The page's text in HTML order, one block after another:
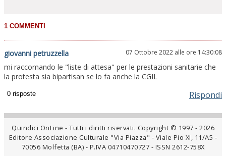
giovanni petruzzella 07 Ottobre 2022 alle ore 14:30:08
mi raccomando le "liste di attesa" per le prestazioni sanitarie che
la protesta sia bipartisan se lo fa anche la CGIL
Rispondi
Quindici OnLine - Tutti i diritti riservati. Copyright © 1997 - 2026
Editore Associazione Culturale "Via Piazza" - Viale Pio XI, 11/A5 -
70056 Molfetta (BA) - P.IVA 04710470727 - ISSN 2612-758X